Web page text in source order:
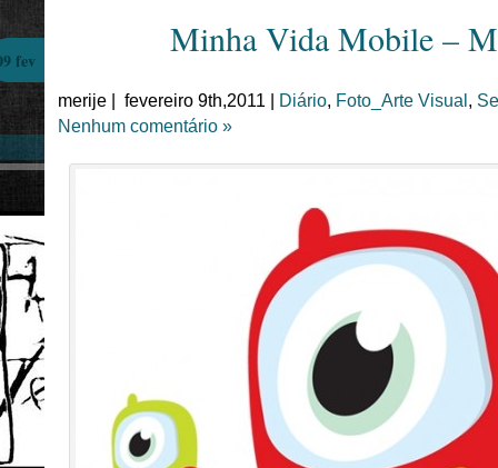
Minha Vida Mobile –
fev
merije | fevereiro 9th,2011 | Diário, Foto_Arte Visual ,
Nenhum comentário »